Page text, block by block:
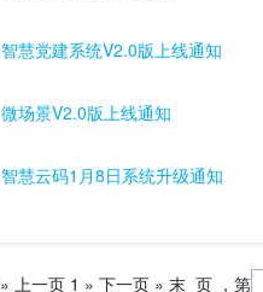
智慧党建系统V2.0版上线通知
微场景V2.0版上线通知
智慧云码1月8日系统升级通知
» 上一页 1 » 下一页 » 末 页 ，第